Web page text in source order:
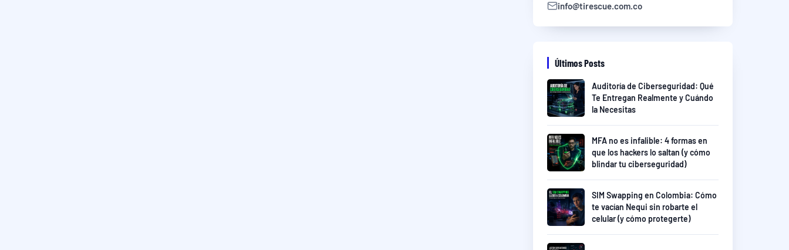
info@tirescue.com.co
Últimos Posts
Auditoría de Ciberseguridad: Qué
Te Entregan Realmente y Cuándo
la Necesitas
MFA no es infalible: 4 formas en
que los hackers lo saltan (y cómo
blindar tu ciberseguridad)
SIM Swapping en Colombia: Cómo
te vacían Nequi sin robarte el
celular (y cómo protegerte)